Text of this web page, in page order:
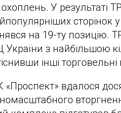
охоплень. У результаті
сторінок
на 19-ту позицію.
України з найбільшою
інші
вдалося